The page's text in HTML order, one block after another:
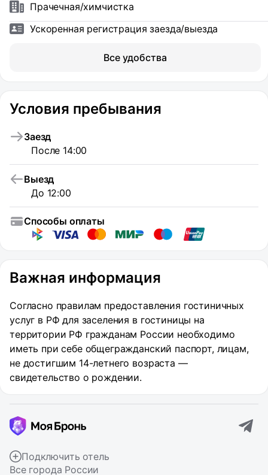
Прачечная/химчистка
Ускоренная регистрация заезда/выезда
Все удобства
Условия пребывания
Заезд
После 14:00
Выезд
До 12:00
Способы оплаты
Важная информация
Согласно правилам предоставления гостиничных
услуг в РФ для заселения в гостиницы на
территории РФ гражданам России необходимо
иметь при себе общегражданский паспорт, лицам,
не достигшим 14-летнего возраста —
свидетельство о рождении.
Подключить отель
Все города России